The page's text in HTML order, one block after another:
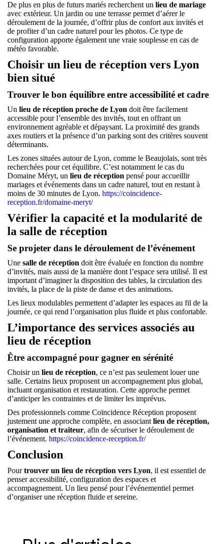
De plus en plus de futurs mariés recherchent un lieu de mariage
avec extérieur. Un jardin ou une terrasse permet d’aérer le
déroulement de la journée, d’offrir plus de confort aux invités et
de profiter d’un cadre naturel pour les photos. Ce type de
configuration apporte également une vraie souplesse en cas de
météo favorable.
Choisir un lieu de réception vers Lyon
bien situé
Trouver le bon équilibre entre accessibilité et cadre
Un lieu de réception proche de Lyon doit être facilement
accessible pour l’ensemble des invités, tout en offrant un
environnement agréable et dépaysant. La proximité des grands
axes routiers et la présence d’un parking sont des critères souvent
déterminants.
Les zones situées autour de Lyon, comme le Beaujolais, sont très
recherchées pour cet équilibre. C’est notamment le cas du
Domaine Méryt, un lieu de réception pensé pour accueillir
mariages et événements dans un cadre naturel, tout en restant à
moins de 30 minutes de Lyon. https://coincidence-
reception.fr/domaine-meryt/
Vérifier la capacité et la modularité de
la salle de réception
Se projeter dans le déroulement de l’événement
Une salle de réception doit être évaluée en fonction du nombre
d’invités, mais aussi de la manière dont l’espace sera utilisé. Il est
important d’imaginer la disposition des tables, la circulation des
invités, la place de la piste de danse et des animations.
Les lieux modulables permettent d’adapter les espaces au fil de la
journée, ce qui rend l’organisation plus fluide et plus confortable.
L’importance des services associés au
lieu de réception
Être accompagné pour gagner en sérénité
Choisir un lieu de réception, ce n’est pas seulement louer une
salle. Certains lieux proposent un accompagnement plus global,
incluant organisation et restauration. Cette approche permet
d’anticiper les contraintes et de limiter les imprévus.
Des professionnels comme Coïncidence Réception proposent
justement une approche complète, en associant lieu de réception,
organisation et traiteur, afin de sécuriser le déroulement de
l’événement. https://coincidence-reception.fr/
Conclusion
Pourtrouver un lieu de réception vers Lyon, il est essentiel de
penser accessibilité, configuration des espaces et
accompagnement. Un lieu pensé pour l’événementiel permet
d’organiser une réception fluide et sereine.